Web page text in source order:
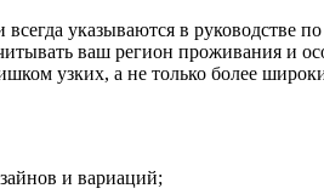
указываются в руководстве
ваш регион проживания и
узких, а не только более
и вариаций;